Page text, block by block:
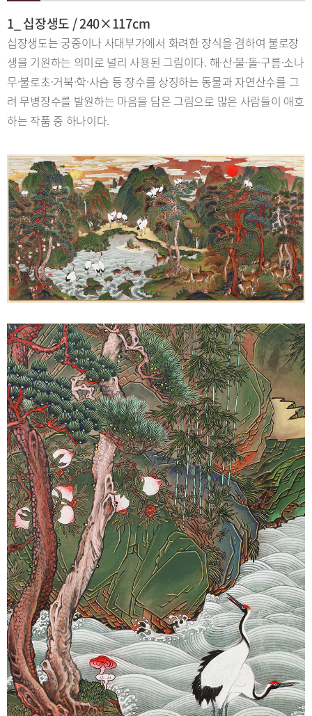
1_ 십장생도 / 240×117cm
십장생도는 궁중이나 사대부가에서 화려한 장식을 겸하여 불로장
생을 기원하는 의미로 널리 사용된 그림이다. 해·산·물·돌·구름·소나
무·불로초·거북·학·사슴 등 장수를 상징하는 동물과 자연산수를 그
려 무병장수를 발원하는 마음을 담은 그림으로 많은 사람들이 애호
하는 작품 중 하나이다.